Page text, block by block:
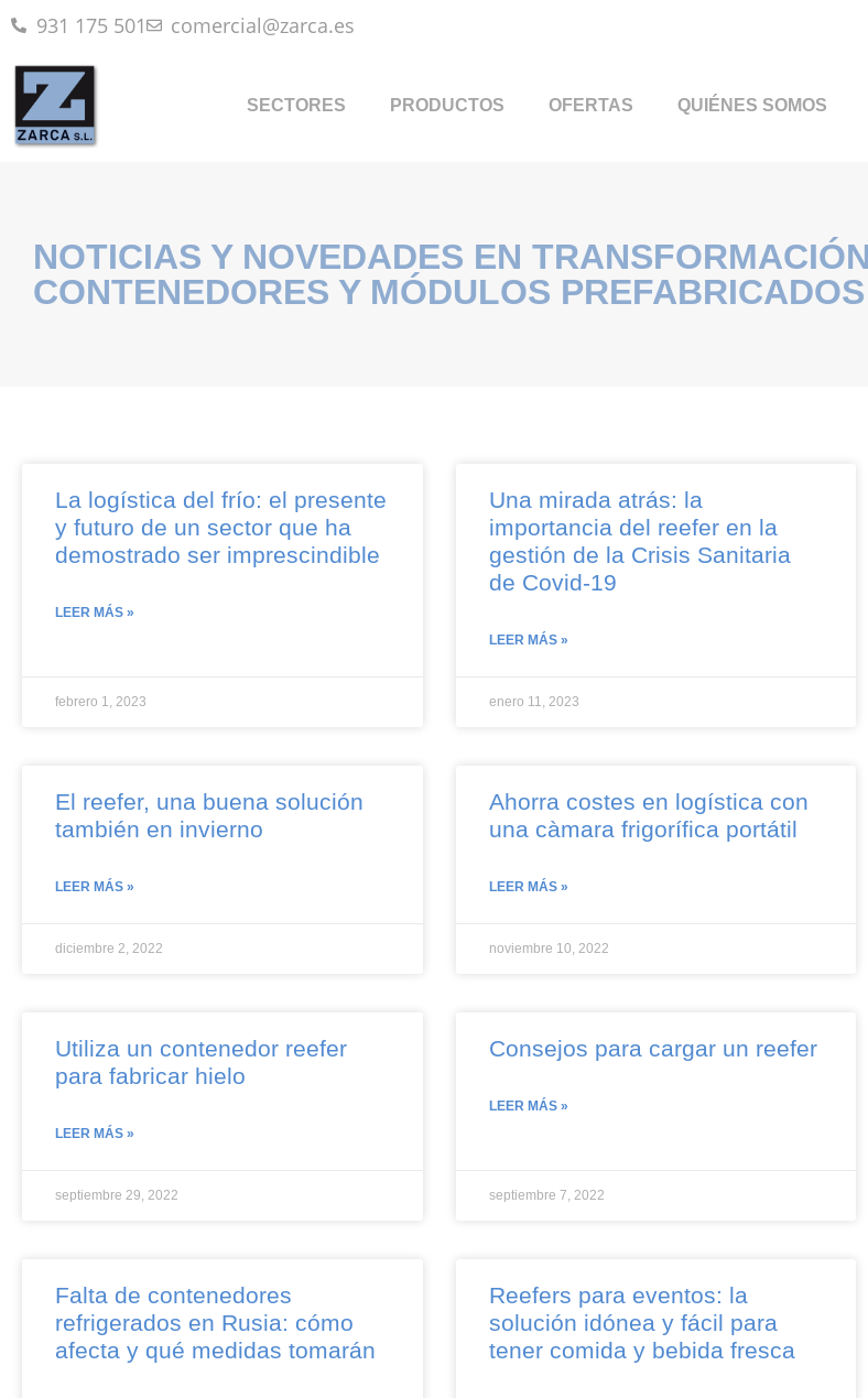
931 175 501 comercial@zarca.es
SECTORES PRODUCTOS OFERTAS QUIÉNES SOMOS
NOTICIAS Y NOVEDADES EN
CONTENEDORES Y MÓDULOS PREFABRICADOS
La logística del frío: el presente
y futuro de un sector que ha
demostrado ser imprescindible
LEER MÁS »
febrero 1, 2023
Una mirada atrás: la
importancia del reefer en la
gestión de la Crisis Sanitaria
de Covid-19
LEER MÁS »
enero 11, 2023
El reefer, una buena solución
también en invierno
LEER MÁS »
diciembre 2, 2022
Ahorra costes en logística con
una càmara frigorífica portátil
LEER MÁS »
noviembre 10, 2022
Utiliza un contenedor reefer
para fabricar hielo
LEER MÁS »
septiembre 29, 2022
Consejos para cargar un reefer
LEER MÁS »
septiembre 7, 2022
Falta de contenedores
refrigerados en Rusia: cómo
afecta y qué medidas tomarán
Reefers para eventos: la
solución idónea y fácil para
tener comida y bebida fresca